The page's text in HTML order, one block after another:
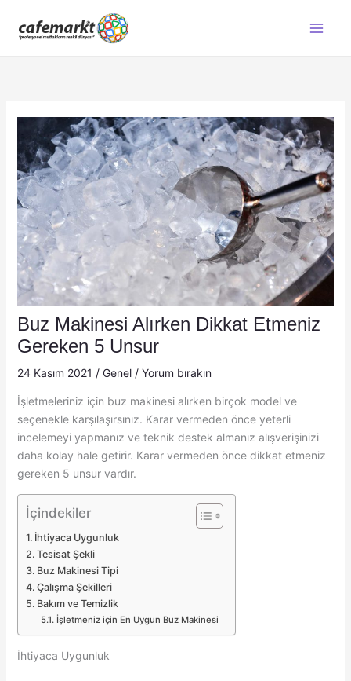
Buz Makinesi Alırken Dikkat Etmeniz
Gereken 5 Unsur
24 Kasım 2021 / Genel/ Yorum bırakın
İşletmeleriniz için buz makinesi alırken birçok model ve
seçenekle karşılaşırsınız. Karar vermeden önce yeterli
incelemeyi yapmanız ve teknik destek almanız alışverişinizi
daha kolay hale getirir. Karar vermeden önce dikkat etmeniz
gereken 5 unsur vardır.
İçindekiler
İhtiyaca Uygunluk
Tesisat Şekli
Buz Makinesi Tipi
Çalışma Şekilleri
Bakım ve Temizlik
İşletmeniz için En Uygun Buz Makinesi
İhtiyaca Uygunluk